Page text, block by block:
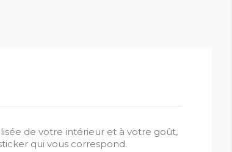
de votre intérieur et à votre goût,
qui vous correspond.